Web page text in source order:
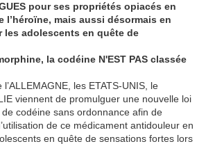
pour ses propriétés opiacés en
mais aussi désormais en
les adolescents en quête de
la codéine N'EST PAS classée
les ETATS-UNIS, le
viennent de promulguer une nouvelle loi
de codéine sans ordonnance afin de
de ce médicament antidouleur en
en quête de sensations fortes lors